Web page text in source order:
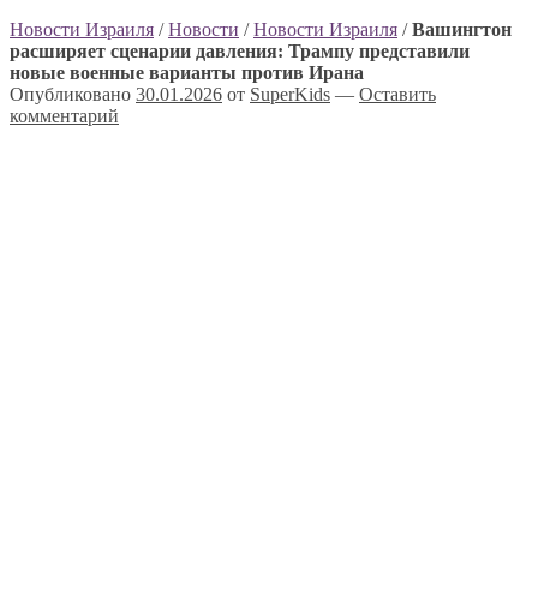
Новости Израиля /Новости /Новости Израиля /Вашингтон
расширяет сценарии давления: Трампу представили
новые военные варианты против Ирана
Опубликовано 30.01.2026 от SuperKids — Оставить
комментарий